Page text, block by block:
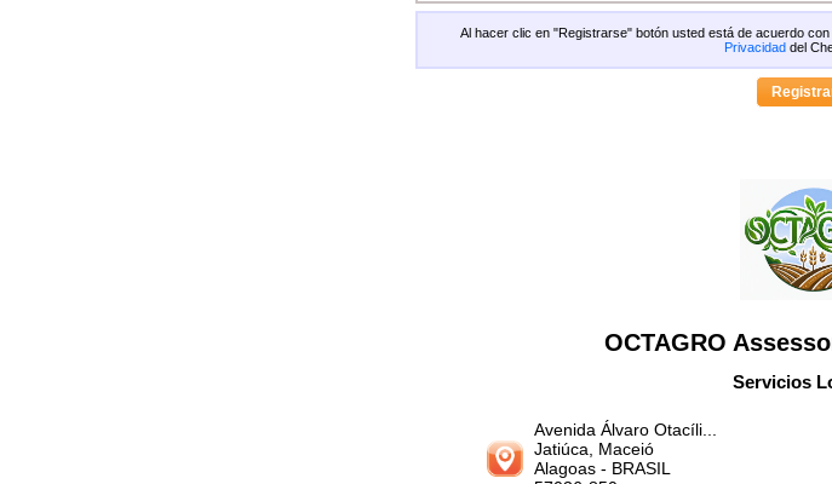
Al hacer clic en "Registrarse" botón usted está de acuerdo
Privacidad del
OCTAGRO
Servicios
Avenida Álvaro Otacíli...
Jatiúca, Maceió
Alagoas- BRASIL